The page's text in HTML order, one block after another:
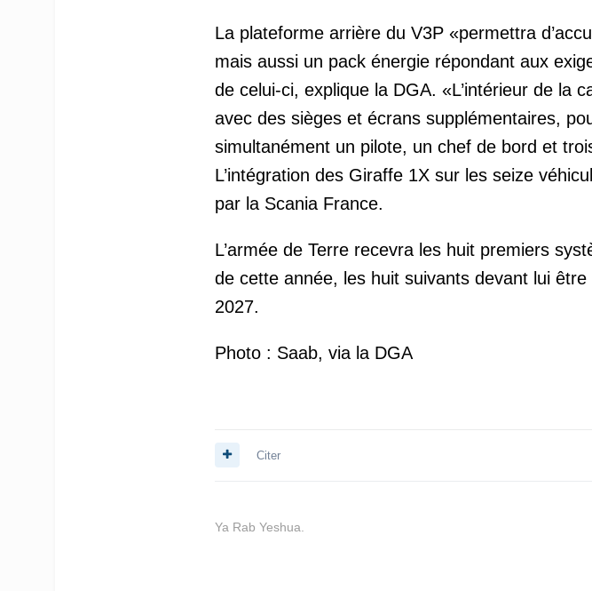
La plateforme arrière du V3P «permettra
mais aussi un pack énergie répondant aux
de celui-ci, explique la DGA. «L’intérieur de la
avec des sièges et écrans supplémentaires,
simultanément un pilote, un chef de bord et
L’intégration des Giraffe 1X sur les seize
par la Scania France.
L’armée de Terre recevra les huit premiers
de cette année, les huit suivants devant lui
2027.
Photo : Saab, via la DGA
Citer
Ya Rab Yeshua.